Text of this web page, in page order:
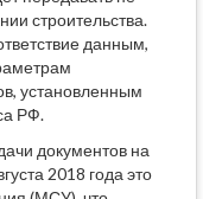
строительства.
данным,
установленным
РФ.
документов на
2018 года это